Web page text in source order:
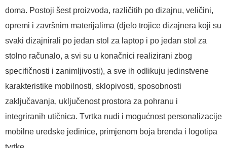
doma. Postoji šest proizvoda, različitih po dizajnu, veličini,
opremi i završnim materijalima (djelo trojice dizajnera koji su
svaki dizajnirali po jedan stol za laptop i po jedan stol za
stolno računalo, a svi su u konačnici realizirani zbog
specifičnosti i zanimljivosti), a sve ih odlikuju jedinstvene
karakteristike mobilnosti, sklopivosti, sposobnosti
zaključavanja, uključenost prostora za pohranu i
integriranih utičnica. Tvrtka nudi i mogućnost personalizacije
mobilne uredske jedinice, primjenom boja brenda i logotipa